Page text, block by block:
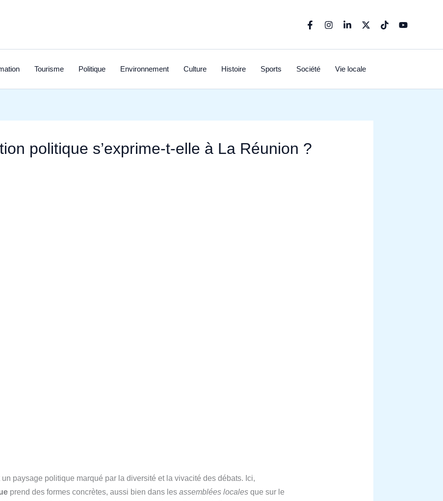
Tourisme Politique Environnement Culture Histoire Sports Société Vie locale
politique s’exprime‑t‑elle à La Réunion ?
paysage politique marqué par la diversité et la vivacité des débats. Ici,
prend des formes concrètes, aussi bien dans les assemblées locales que sur le